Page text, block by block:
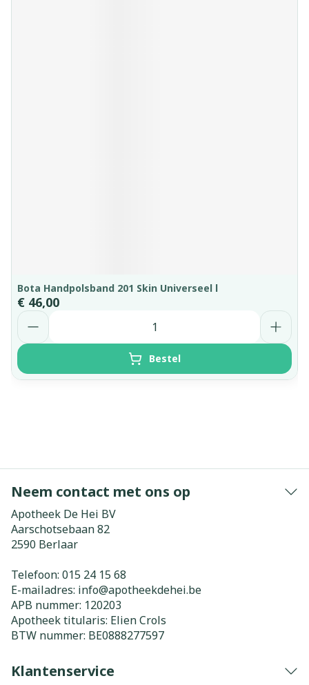
Bota Handpolsband 201 Skin Universeel l
€ 46,00
Aantal
Bestel
Neem contact met ons op
Apotheek De Hei BV
Aarschotsebaan 82
2590 Berlaar
Telefoon: 015 24 15 68
E-mailadres: info@apotheekdehei.be
APB nummer: 120203
Apotheek titularis: Elien Crols
BTW nummer: BE0888277597
Klantenservice